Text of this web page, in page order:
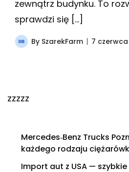
zewnątrz budynku. To
sprawdzi się […]
By SzarekFarm 7
zzzzz
Mercedes‑Benz Trucks
każdego rodzaju
Import aut z USA —